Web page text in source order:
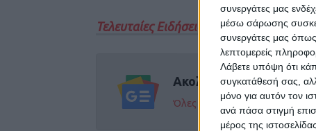
συνεργάτες μας
μέσω σάρωσης
συνεργάτες μας
λεπτομερείς
Λάβετε υπόψη ότι
συγκατάθεσή σας,
μόνο για αυτόν τον
ανά πάσα στιγμή
μέρος της ιστοσελίδας.
Τελευταίες Ειδήσεις Σήμερα
Ακολούθησε την
Όλες οι εξελίξεις στην